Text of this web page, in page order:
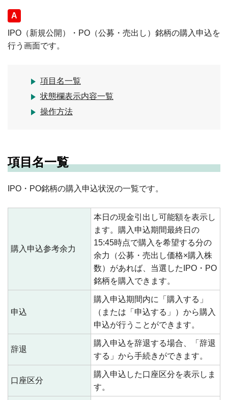
回答
IPO（新規公開）・PO（公募・売出し）銘柄の購入申込を
行う画面です。
項目名一覧
状態欄表示内容一覧
操作方法
項目名一覧
IPO・PO銘柄の購入申込状況の一覧です。
購入申込参考余力
本日の現金引出し可能額を表示し
ます。購入申込期間最終日の
15:45時点で購入を希望する分の
余力（公募・売出し価格×購入株
数）があれば、当選したIPO・PO
銘柄を購入できます。
申込
購入申込期間内に「購入する」
（または「申込する」）から購入
申込が行うことができます。
辞退
購入申込を辞退する場合、「辞退
する」から手続きができます。
口座区分
購入申込した口座区分を表示しま
す。